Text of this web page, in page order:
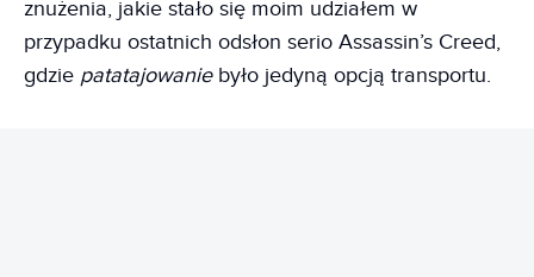
znużenia, jakie stało się moim udziałem w
przypadku ostatnich odsłon serio Assassin’s Creed,
gdzie patatajowaniebyło jedyną opcją transportu.